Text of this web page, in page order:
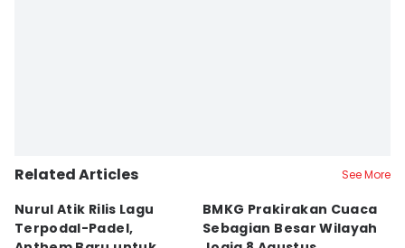
Related Articles See More
Nurul Atik Rilis Lagu
Terpodal-Padel,
BMKG Prakirakan Cuaca
Sebagian Besar Wilayah